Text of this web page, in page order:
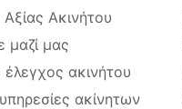
Ακινήτου
μαζί μας
έλεγχος ακινήτου
ακίνητων